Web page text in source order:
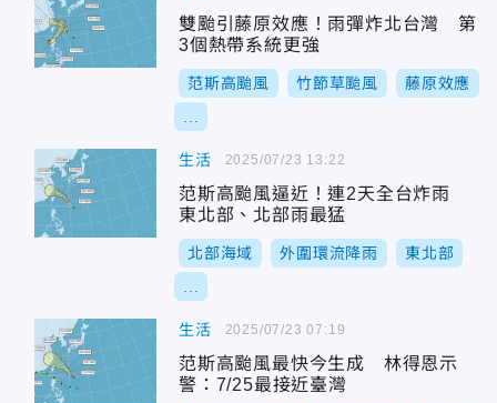
雙颱引藤原效應！雨彈炸北台灣 第
3個熱帶系統更強
范斯高颱風 竹節草颱風 藤原效應
生活
范斯高颱風逼近！連2天全台炸雨
東北部、北部雨最猛
北部海域 外圍環流降雨 東北部
2025/07/23 13:22
生活
范斯高颱風最快今生成 林得恩示
警：7/25最接近臺灣
2025/07/23 07:19